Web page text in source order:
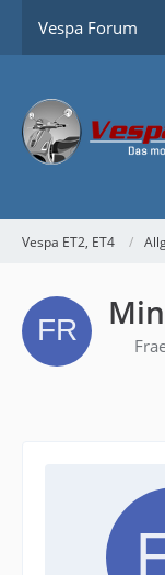
Vespa Forum
Vespa ET2, ET4